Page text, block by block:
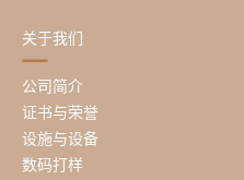
关于我们
公司简介
证书与荣誉
设施与设备
数码打样